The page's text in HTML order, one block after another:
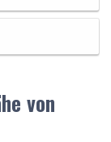
von